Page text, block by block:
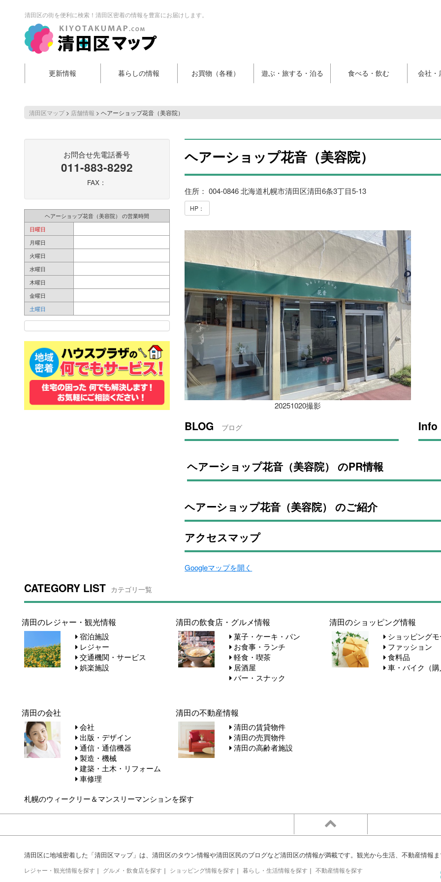
清田区の街を便利に検索！清田区密着の情報を豊富にお届けします。
更新情報 暮らしの情報 お買物（各種） 遊ぶ・旅する・泊る 食べる・飲む 会社・
清田区マップ> 店舗情報 > ヘアーショップ花音（美容院）
お問合せ先電話番号
011-883-8292
FAX：
ヘアーショップ花音（美容院） の営業時間
日曜日
月曜日
火曜日
水曜日
木曜日
金曜日
土曜日
ヘアーショップ花音（美容院）
住所： 004-0846 北海道札幌市清田区清田6条3丁目5-13
HP：
20251020撮影
BLOG ブログ Info
ヘアーショップ花音（美容院） のPR情報
ヘアーショップ花音（美容院） のご紹介
アクセスマップ
Googleマップを開く
CATEGORY LIST カテゴリ一覧
清田のレジャー・観光情報
宿泊施設
レジャー
交通機関・サービス
娯楽施設
清田の飲食店・グルメ情報
菓子・ケーキ・パン
お食事・ランチ
軽食・喫茶
居酒屋
バー・スナック
清田のショッピング情報
ショッピングモ
ファッション
食料品
車・バイク（購
清田の会社
会社
出版・デザイン
通信・通信機器
製造・機械
建築・土木・リフォーム
車修理
清田の不動産情報
清田の賃貸物件
清田の売買物件
清田の高齢者施設
札幌のウィークリー＆マンスリーマンションを探す
清田区に地域密着した「清田区マップ」は、清田区のタウン情報や清田区民のブログなど清田区の情報が満載です。観光から生活、不動産情報
レジャー・観光情報を探す ｜ グルメ・飲食店を探す ｜ ショッピング情報を探す ｜ 暮らし・生活情報を探す ｜ 不動産情報を探す